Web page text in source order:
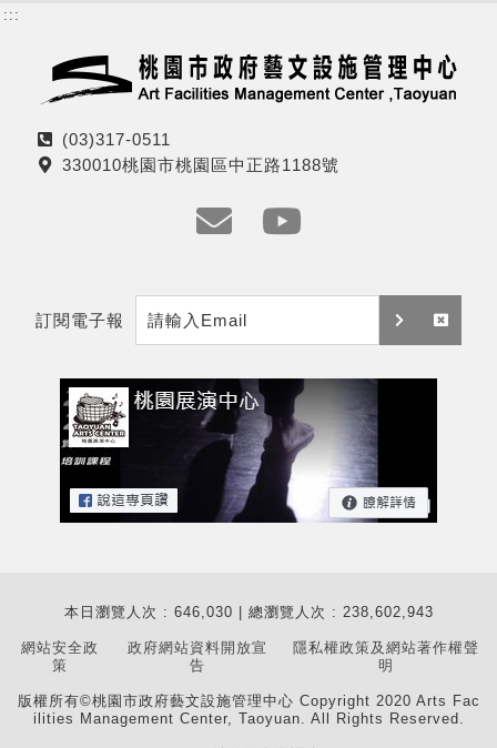
:::
電
話
(03)317-0511
地
330010桃園市桃園區中正路1188號
m
a
i
l
t
訂閱電子報
訂 取
本日瀏覽人次 : 646,030 | 總瀏覽人次 : 238,602,943
網站安全政
策
政府網站資料開放宣
告
隱私權政策及網站著作權聲
明
版權所有©桃園市政府藝文設施管理中心 Copyright 2020 Arts Fac
ilities Management Center, Taoyuan. All Rights Reserved.